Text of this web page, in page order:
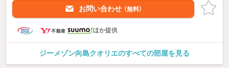
お問い合わせ （無料）
ほか提供
ジーメゾン向島クオリエのすべての部屋を見る